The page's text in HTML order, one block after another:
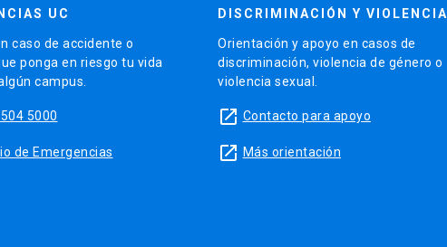
UC
caso de accidente o
ponga en riesgo tu vida
campus.
5000
de Emergencias
DISCRIMINACIÓN Y VIOLENCIA
Orientación y apoyo en casos de
discriminación, violencia de género o
violencia sexual.
launch Contacto para apoyo
launch Más orientación